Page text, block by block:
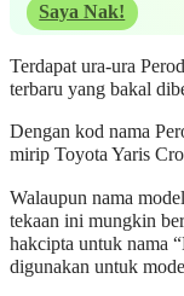
Saya Nak!
Terdapat ura-ura
terbaru yang bakal
Dengan kod nama
mirip Toyota Yaris
Walaupun nama
tekaan ini mungkin
hakcipta untuk nama
digunakan untuk